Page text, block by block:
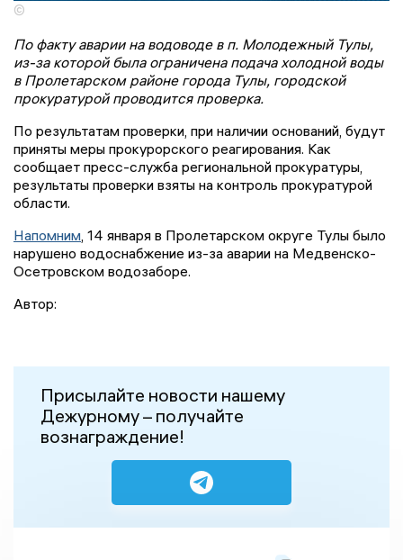
©
По факту аварии на водоводе в п. Молодежный Тулы,
из-за которой была ограничена подача холодной воды
в Пролетарском районе города Тулы, городской
прокуратурой проводится проверка.
По результатам проверки, при наличии оснований, будут
приняты меры прокурорского реагирования. Как
сообщает пресс-служба региональной прокуратуры,
результаты проверки взяты на контроль прокуратурой
области.
Напомним, 14 января в Пролетарском округе Тулы было
нарушено водоснабжение из-за аварии на Медвенско-
Осетровском водозаборе.
Автор:
Присылайте новости нашему
Дежурному – получайте
вознаграждение!